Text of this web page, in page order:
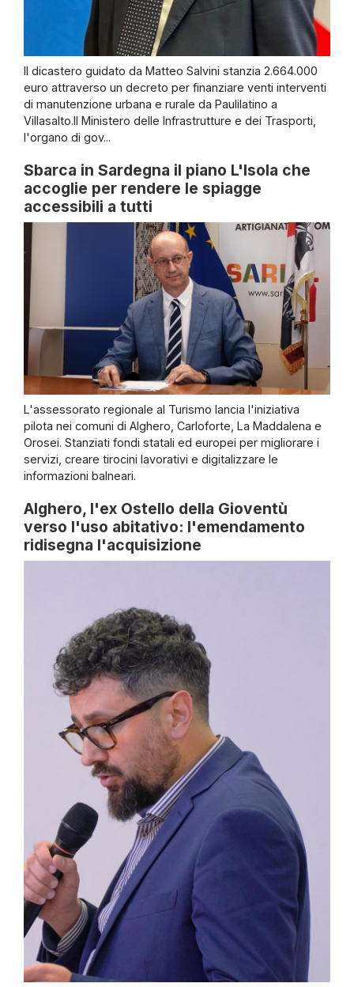
Il dicastero guidato da Matteo Salvini stanzia 2.664.000
euro attraverso un decreto per finanziare venti interventi
di manutenzione urbana e rurale da Paulilatino a
Villasalto.Il Ministero delle Infrastrutture e dei Trasporti,
l'organo di gov...
Sbarca in Sardegna il piano L'Isola che
accoglie per rendere le spiagge
accessibili a tutti
L'assessorato regionale al Turismo lancia l'iniziativa
pilota nei comuni di Alghero, Carloforte, La Maddalena e
Orosei. Stanziati fondi statali ed europei per migliorare i
servizi, creare tirocini lavorativi e digitalizzare le
informazioni balneari.
Alghero, l'ex Ostello della Gioventù
verso l'uso abitativo: l'emendamento
ridisegna l'acquisizione